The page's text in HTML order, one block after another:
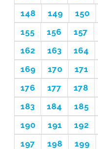
148
149 150
155
156 157
162
163 164
169
170 171
176
177 178
183
184 185
190
191 192
197
198 199